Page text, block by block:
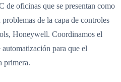
de oficinas que se presentan como
de la capa de controles
Honeywell. Coordinamos el
para que el
primera.